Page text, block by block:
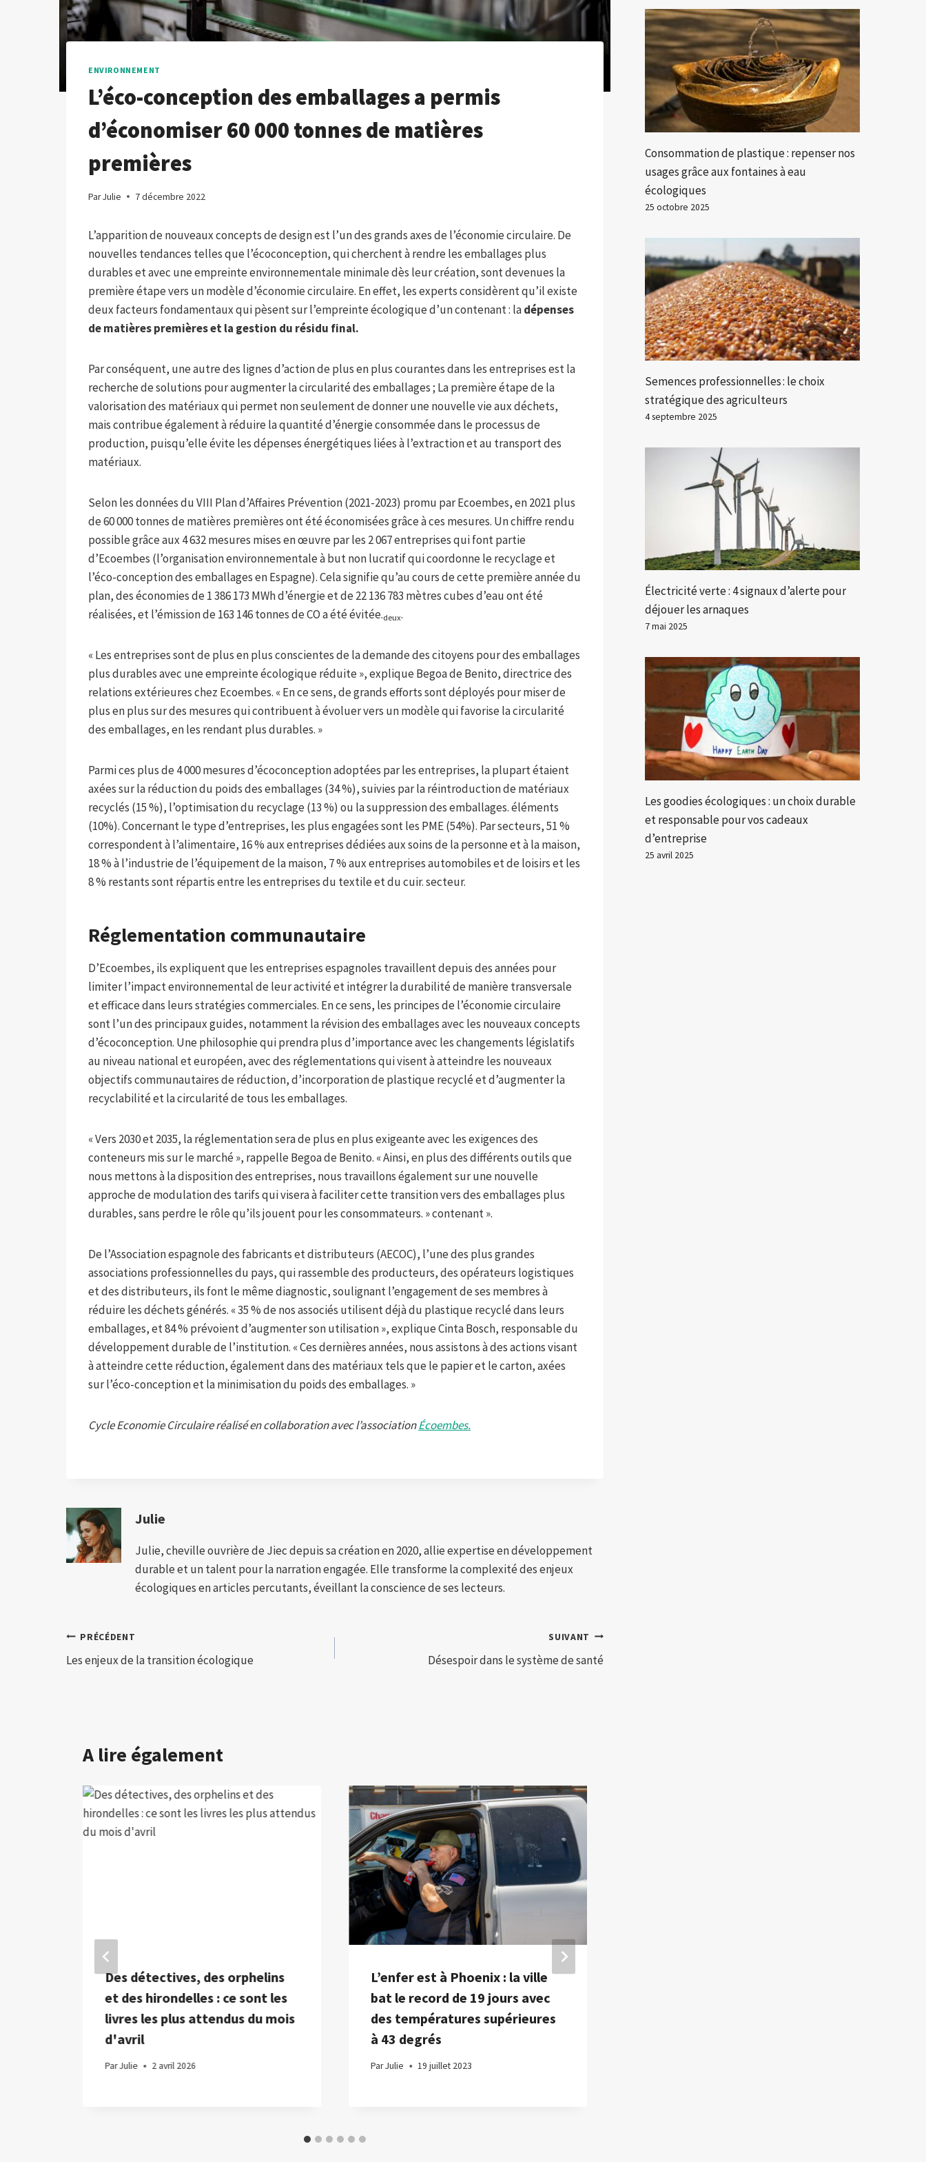
ENVIRONNEMENT
L’éco-conception des emballages a permis
d’économiser 60 000 tonnes de matières
premières
ParJulie 7 décembre 2022
L’apparition de nouveaux concepts de design est l’un des grands axes de l’économie circulaire. De
nouvelles tendances telles que l’écoconception, qui cherchent à rendre les emballages plus
durables et avec une empreinte environnementale minimale dès leur création, sont devenues la
première étape vers un modèle d’économie circulaire. En effet, les experts considèrent qu’il existe
deux facteurs fondamentaux qui pèsent sur l’empreinte écologique d’un contenant : ladépenses
de matières premières et la gestion du résidu final.
Par conséquent, une autre des lignes d’action de plus en plus courantes dans les entreprises est la
recherche de solutions pour augmenter la circularité des emballages ; La première étape de la
valorisation des matériaux qui permet non seulement de donner une nouvelle vie aux déchets,
mais contribue également à réduire la quantité d’énergie consommée dans le processus de
production, puisqu’elle évite les dépenses énergétiques liées à l’extraction et au transport des
matériaux.
Selon les données du VIII Plan d’Affaires Prévention (2021-2023) promu par Ecoembes, en 2021 plus
de 60 000 tonnes de matières premières ont été économisées grâce à ces mesures. Un chiffre rendu
possible grâce aux 4 632 mesures mises en œuvre par les 2 067 entreprises qui font partie
d’Ecoembes (l’organisation environnementale à but non lucratif qui coordonne le recyclage et
l’éco-conception des emballages en Espagne). Cela signifie qu’au cours de cette première année du
plan, des économies de 1 386 173 MWh d’énergie et de 22 136 783 mètres cubes d’eau ont été
réalisées, et l’émission de 163 146 tonnes de CO a été évitée.deux.
« Les entreprises sont de plus en plus conscientes de la demande des citoyens pour des emballages
plus durables avec une empreinte écologique réduite », explique Begoa de Benito, directrice des
relations extérieures chez Ecoembes. « En ce sens, de grands efforts sont déployés pour miser de
plus en plus sur des mesures qui contribuent à évoluer vers un modèle qui favorise la circularité
des emballages, en les rendant plus durables. »
Parmi ces plus de 4 000 mesures d’écoconception adoptées par les entreprises, la plupart étaient
axées sur la réduction du poids des emballages (34 %), suivies par la réintroduction de matériaux
recyclés (15 %), l’optimisation du recyclage (13 %) ou la suppression des emballages. éléments
(10%). Concernant le type d’entreprises, les plus engagées sont les PME (54%). Par secteurs, 51 %
correspondent à l’alimentaire, 16 % aux entreprises dédiées aux soins de la personne et à la maison,
18 % à l’industrie de l’équipement de la maison, 7 % aux entreprises automobiles et de loisirs et les
8 % restants sont répartis entre les entreprises du textile et du cuir. secteur.
Réglementation communautaire
D’Ecoembes, ils expliquent que les entreprises espagnoles travaillent depuis des années pour
limiter l’impact environnemental de leur activité et intégrer la durabilité de manière transversale
et efficace dans leurs stratégies commerciales. En ce sens, les principes de l’économie circulaire
sont l’un des principaux guides, notamment la révision des emballages avec les nouveaux concepts
d’écoconception. Une philosophie qui prendra plus d’importance avec les changements législatifs
au niveau national et européen, avec des réglementations qui visent à atteindre les nouveaux
objectifs communautaires de réduction, d’incorporation de plastique recyclé et d’augmenter la
recyclabilité et la circularité de tous les emballages.
« Vers 2030 et 2035, la réglementation sera de plus en plus exigeante avec les exigences des
conteneurs mis sur le marché », rappelle Begoa de Benito. « Ainsi, en plus des différents outils que
nous mettons à la disposition des entreprises, nous travaillons également sur une nouvelle
approche de modulation des tarifs qui visera à faciliter cette transition vers des emballages plus
durables, sans perdre le rôle qu’ils jouent pour les consommateurs. » contenant ».
De l’Association espagnole des fabricants et distributeurs (AECOC), l’une des plus grandes
associations professionnelles du pays, qui rassemble des producteurs, des opérateurs logistiques
et des distributeurs, ils font le même diagnostic, soulignant l’engagement de ses membres à
réduire les déchets générés. « 35 % de nos associés utilisent déjà du plastique recyclé dans leurs
emballages, et 84 % prévoient d’augmenter son utilisation », explique Cinta Bosch, responsable du
développement durable de l’institution. « Ces dernières années, nous assistons à des actions visant
à atteindre cette réduction, également dans des matériaux tels que le papier et le carton, axées
sur l’éco-conception et la minimisation du poids des emballages. »
Cycle Economie Circulaire réalisé en collaboration avec l’associationÉcoembes.
Julie
Julie, cheville ouvrière de Jiec depuis sa création en 2020, allie expertise en développement
durable et un talent pour la narration engagée. Elle transforme la complexité des enjeux
écologiques en articles percutants, éveillant la conscience de ses lecteurs.
Navigation
de
PRÉCÉDENT
Les enjeux de la transition écologique
SUIVANT
Désespoir dans le système de santé
A lire également
Des détectives, des orphelins
et des hirondelles : ce sont les
livres les plus attendus du mois
d'avril
ParJulie 2 avril 2026
L’enfer est à Phoenix : la ville
bat le record de 19 jours avec
des températures supérieures
à 43 degrés
ParJulie 19 juillet 2023
Consommation de plastique : repenser nos
usages grâce aux fontaines à eau
écologiques
25 octobre 2025
Semences professionnelles : le choix
stratégique des agriculteurs
4 septembre 2025
Électricité verte : 4 signaux d’alerte pour
déjouer les arnaques
7 mai 2025
Les goodies écologiques : un choix durable
et responsable pour vos cadeaux
d’entreprise
25 avril 2025